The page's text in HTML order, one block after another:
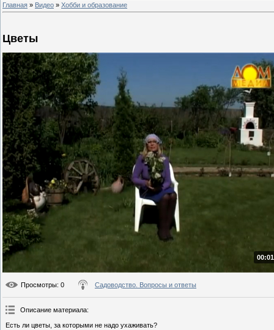
Главная » Видео » Хобби и образование
Цветы
Просмотры: 0 Садоводство. Вопросы и ответы
Описание материала:
Есть ли цветы, за которыми не надо ухаживать?